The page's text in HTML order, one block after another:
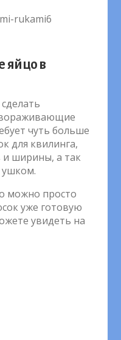
яйцо в
чуть больше
для квилинга,
ширины, а так
ушком.
можно просто
уже готовую
увидеть на